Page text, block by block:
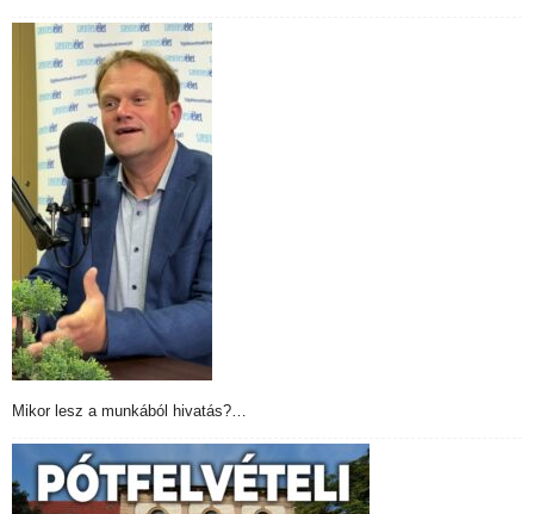
Mikor lesz a munkából hivatás?…